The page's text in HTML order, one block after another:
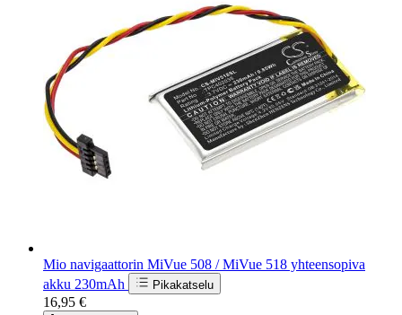
Mio navigaattorin MiVue 508 / MiVue 518 yhteensopiva
akku 230mAh
Pikakatselu
16,95 €